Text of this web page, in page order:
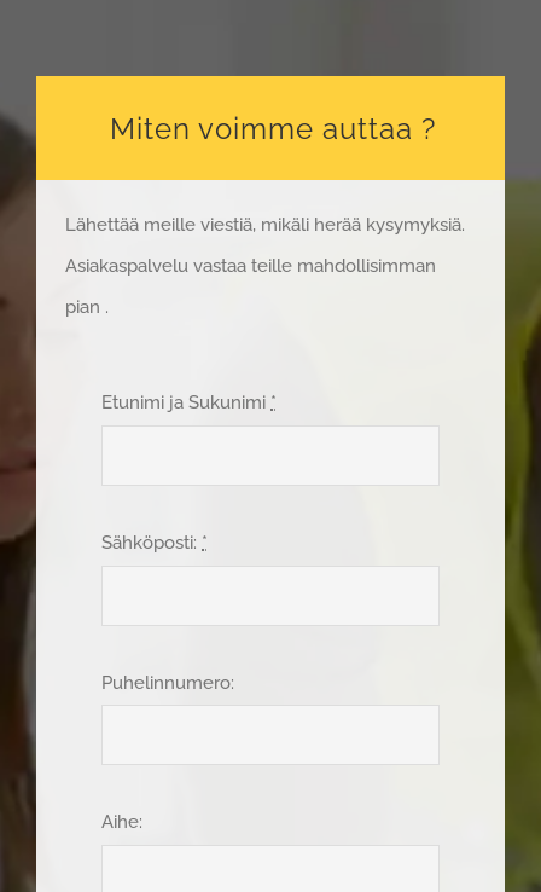
Miten voimme auttaa ?
Lähettää meille viestiä, mikäli herää kysymyksiä.
Asiakaspalvelu vastaa teille mahdollisimman
pian .
Etunimi ja Sukunimi *
Sähköposti: *
Puhelinnumero:
Aihe: